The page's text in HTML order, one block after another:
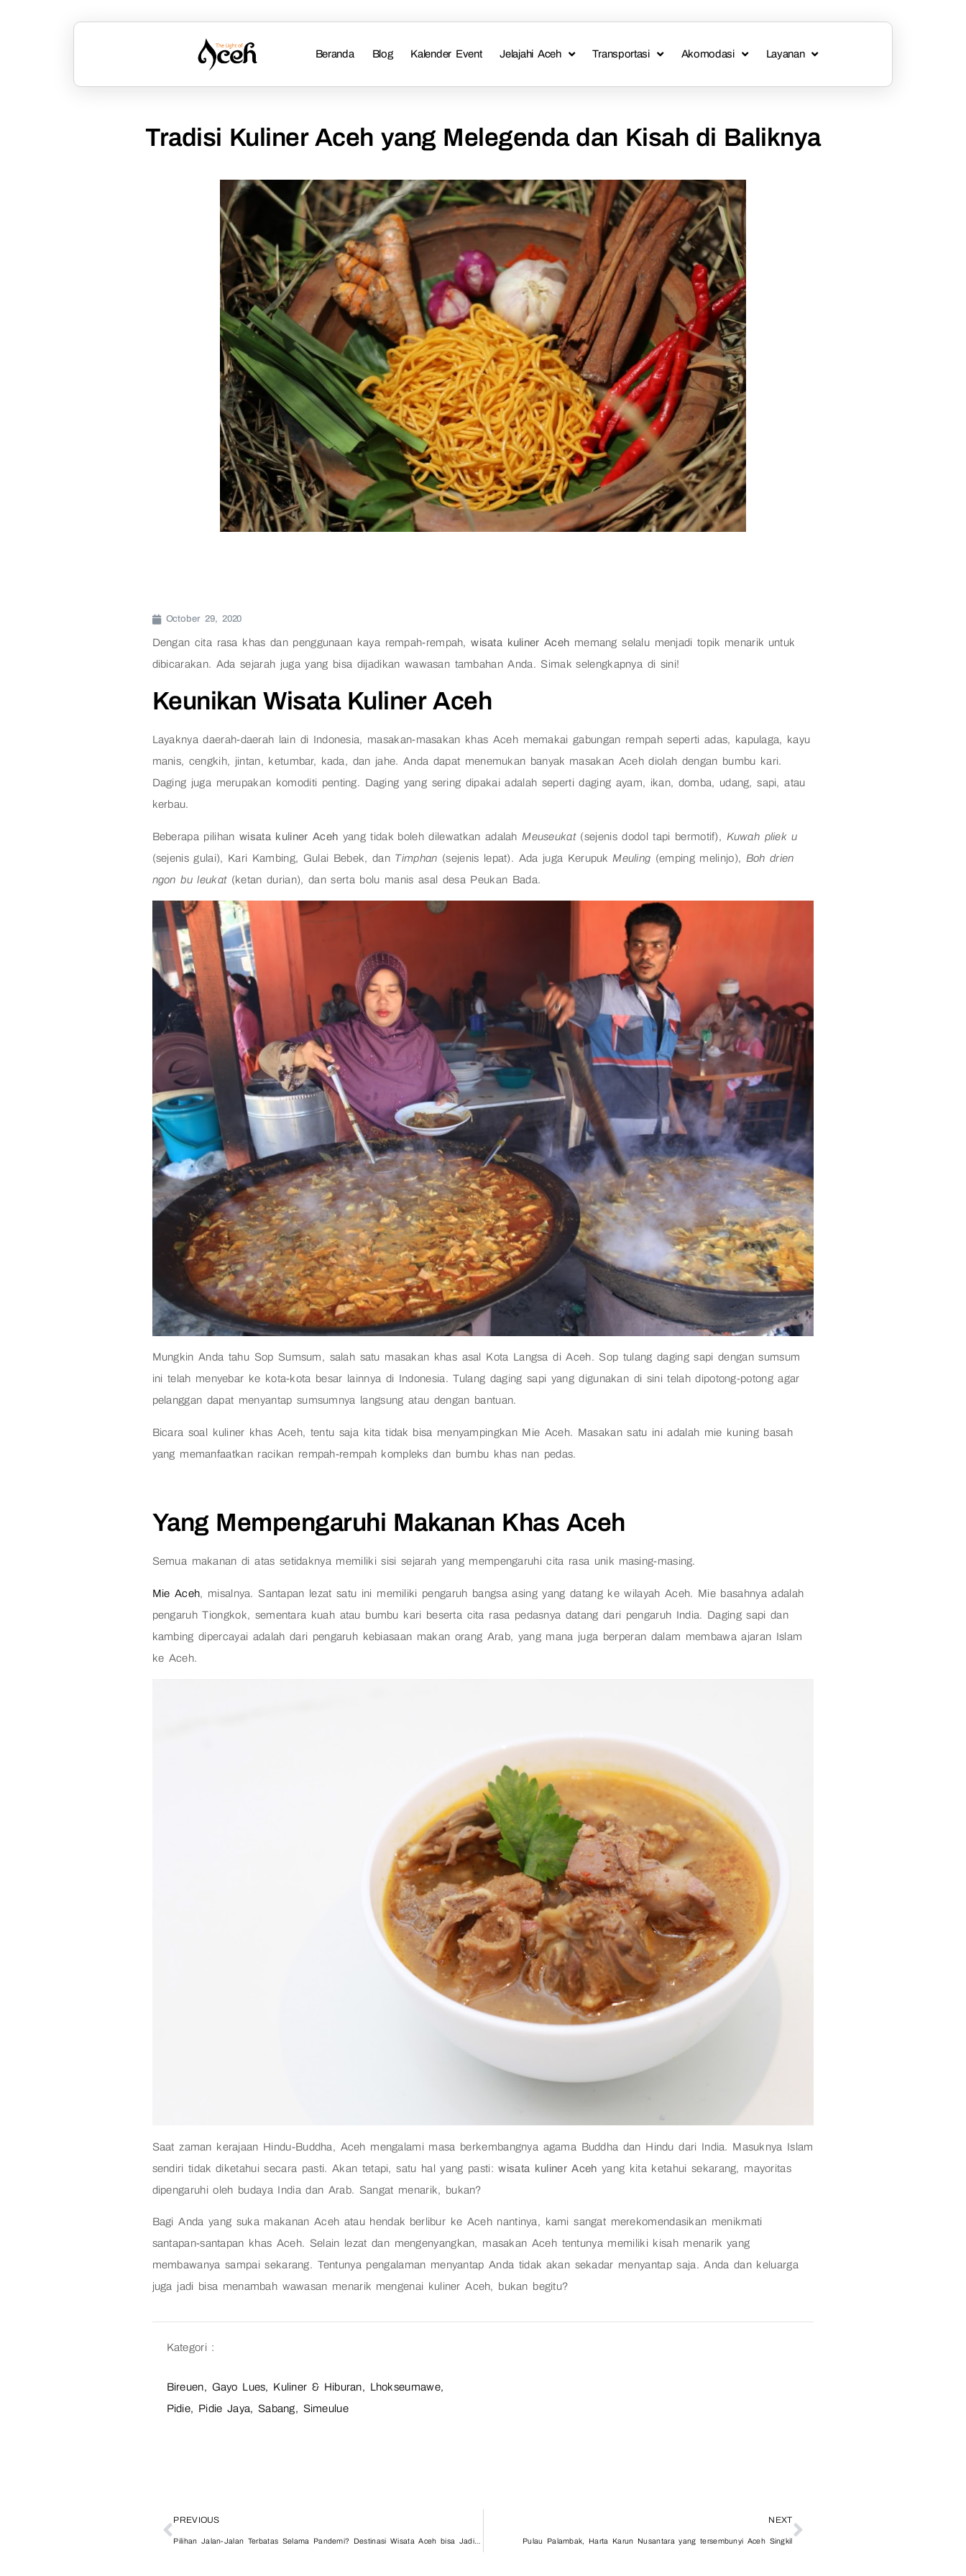
Beranda Blog Kalender Event Jelajahi Aceh Transportasi Akomodasi Layanan
Tradisi Kuliner Aceh yang Melegenda dan Kisah di Baliknya
October 29, 2020
Dengan cita rasa khas dan penggunaan kaya rempah-rempah,wisata kuliner Aceh memang selalu menjadi topik menarik untuk
dibicarakan. Ada sejarah juga yang bisa dijadikan wawasan tambahan Anda. Simak selengkapnya di sini!
Keunikan Wisata Kuliner Aceh
Layaknya daerah-daerah lain di Indonesia, masakan-masakan khas Aceh memakai gabungan rempah seperti adas, kapulaga, kayu
manis, cengkih, jintan, ketumbar, kada, dan jahe. Anda dapat menemukan banyak masakan Aceh diolah dengan bumbu kari.
Daging juga merupakan komoditi penting. Daging yang sering dipakai adalah seperti daging ayam, ikan, domba, udang, sapi, atau
kerbau.
Beberapa pilihanwisata kuliner Aceh yang tidak boleh dilewatkan adalah Meuseukat(sejenis dodol tapi bermotif), Kuwah pliek u
(sejenis gulai), Kari Kambing, Gulai Bebek, dan Timphan (sejenis lepat). Ada juga Kerupuk Meuling (emping melinjo), Boh drien
ngon bu leukat(ketan durian), dan serta bolu manis asal desa Peukan Bada.
Mungkin Anda tahu Sop Sumsum, salah satu masakan khas asal Kota Langsa di Aceh. Sop tulang daging sapi dengan sumsum
ini telah menyebar ke kota-kota besar lainnya di Indonesia. Tulang daging sapi yang digunakan di sini telah dipotong-potong agar
pelanggan dapat menyantap sumsumnya langsung atau dengan bantuan.
Bicara soal kuliner khas Aceh, tentu saja kita tidak bisa menyampingkan Mie Aceh. Masakan satu ini adalah mie kuning basah
yang memanfaatkan racikan rempah-rempah kompleks dan bumbu khas nan pedas.
Yang Mempengaruhi Makanan Khas Aceh
Semua makanan di atas setidaknya memiliki sisi sejarah yang mempengaruhi cita rasa unik masing-masing.
Mie Aceh, misalnya. Santapan lezat satu ini memiliki pengaruh bangsa asing yang datang ke wilayah Aceh. Mie basahnya adalah
pengaruh Tiongkok, sementara kuah atau bumbu kari beserta cita rasa pedasnya datang dari pengaruh India. Daging sapi dan
kambing dipercayai adalah dari pengaruh kebiasaan makan orang Arab, yang mana juga berperan dalam membawa ajaran Islam
ke Aceh.
Saat zaman kerajaan Hindu-Buddha, Aceh mengalami masa berkembangnya agama Buddha dan Hindu dari India. Masuknya Islam
sendiri tidak diketahui secara pasti. Akan tetapi, satu hal yang pasti:wisata kuliner Acehyang kita ketahui sekarang, mayoritas
dipengaruhi oleh budaya India dan Arab. Sangat menarik, bukan?
Bagi Anda yang suka makanan Aceh atau hendak berlibur ke Aceh nantinya, kami sangat merekomendasikan menikmati
santapan-santapan khas Aceh. Selain lezat dan mengenyangkan, masakan Aceh tentunya memiliki kisah menarik yang
membawanya sampai sekarang. Tentunya pengalaman menyantap Anda tidak akan sekadar menyantap saja. Anda dan keluarga
juga jadi bisa menambah wawasan menarik mengenai kuliner Aceh, bukan begitu?
Kategori :
Bireuen, Gayo Lues, Kuliner & Hiburan, Lhokseumawe,
Pidie, Pidie Jaya, Sabang, Simeulue
PREVIOUS
Pilihan Jalan-Jalan Terbatas Selama Pandemi? Destinasi Wisata Aceh bisa Jadi Andalan
NEXT
Pulau Palambak, Harta Karun Nusantara yang tersembunyi Aceh Singkil